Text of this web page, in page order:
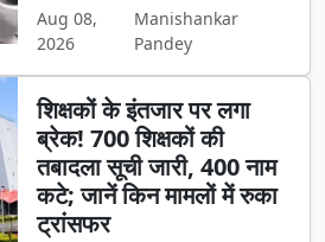
Aug 08,
2026
Manishankar
Pandey
शिक्षकों के इंतजार पर लगा
ब्रेक! 700 शिक्षकों की
तबादला सूची जारी, 400 नाम
कटे; जानें किन मामलों में रुका
ट्रांसफर